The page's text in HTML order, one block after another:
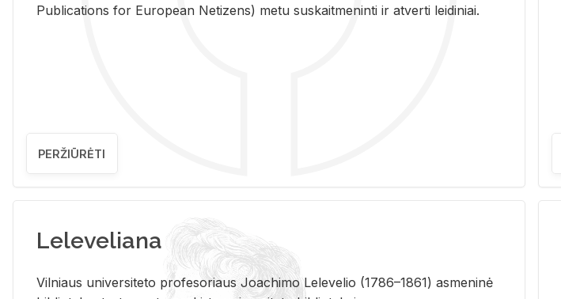
Pub­li­ca­tions for Eu­ro­pe­an Ne­ti­zens) metu su­skait­me­nin­ti ir at­ver­ti lei­di­niai.
PERŽIŪRĖTI
Leleveliana
Vil­niaus uni­ver­si­te­to pro­fe­so­riaus Jo­a­chi­mo Le­le­ve­lio (1786–1861) as­me­ni­nė